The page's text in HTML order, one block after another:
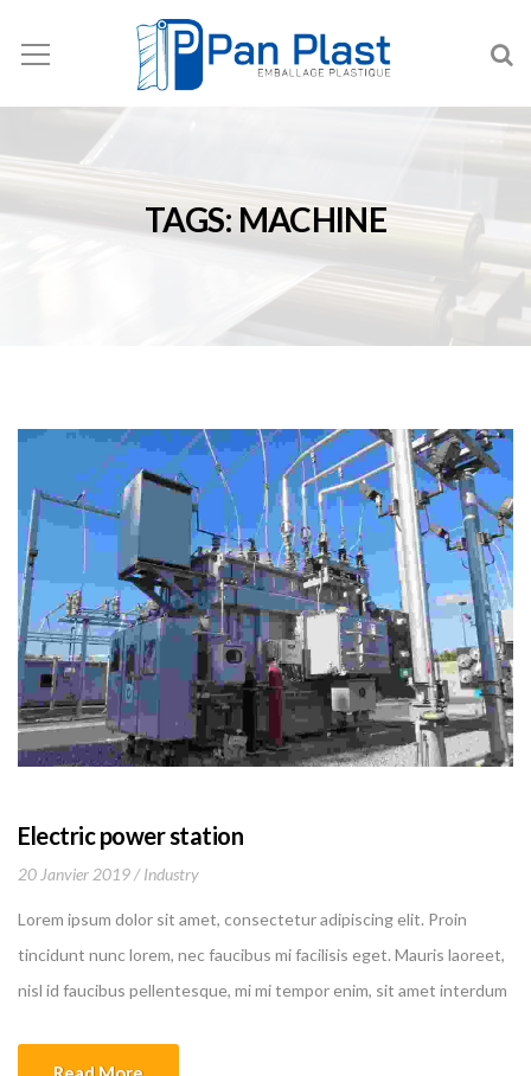
TAGS: MACHINE
Electric power station
20 Janvier 2019 Industry
Lorem ipsum dolor sit amet, consectetur adipiscing elit. Proin
tincidunt nunc lorem, nec faucibus mi facilisis eget. Mauris laoreet,
nisl id faucibus pellentesque, mi mi tempor enim, sit amet interdum